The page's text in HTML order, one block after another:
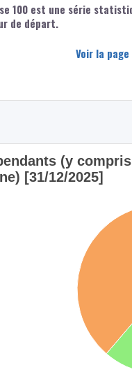
100 est une série
de départ.
Voir la
(y
[31/12/2025]